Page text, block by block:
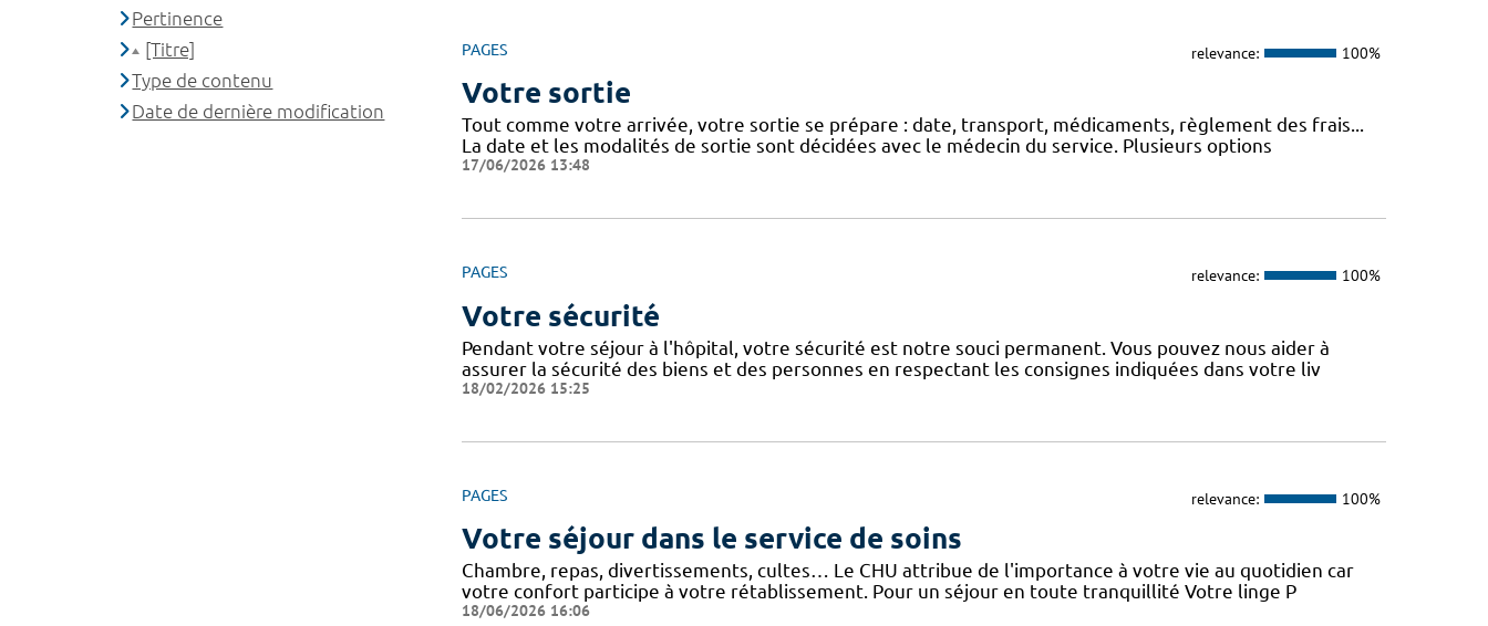
PAGES relevance: 100%
Votre sortie
Tout comme votre arrivée, votre sortie se prépare : date, transport, médicaments, règlement des frais...
La date et les modalités de sortie sont décidées avec le médecin du service. Plusieurs options
17/06/2026 13:48
PAGES relevance: 100%
Votre sécurité
Pendant votre séjour à l'hôpital, votre sécurité est notre souci permanent. Vous pouvez nous aider à
assurer la sécurité des biens et des personnes en respectant les consignes indiquées dans votre liv
18/02/2026 15:25
PAGES relevance: 100%
Votre séjour dans le service de soins
Chambre, repas, divertissements, cultes… Le CHU attribue de l'importance à votre vie au quotidien car
votre confort participe à votre rétablissement. Pour un séjour en toute tranquillité Votre linge P
18/06/2026 16:06
Pertinence
[Titre]
Type de contenu
Date de dernière modification